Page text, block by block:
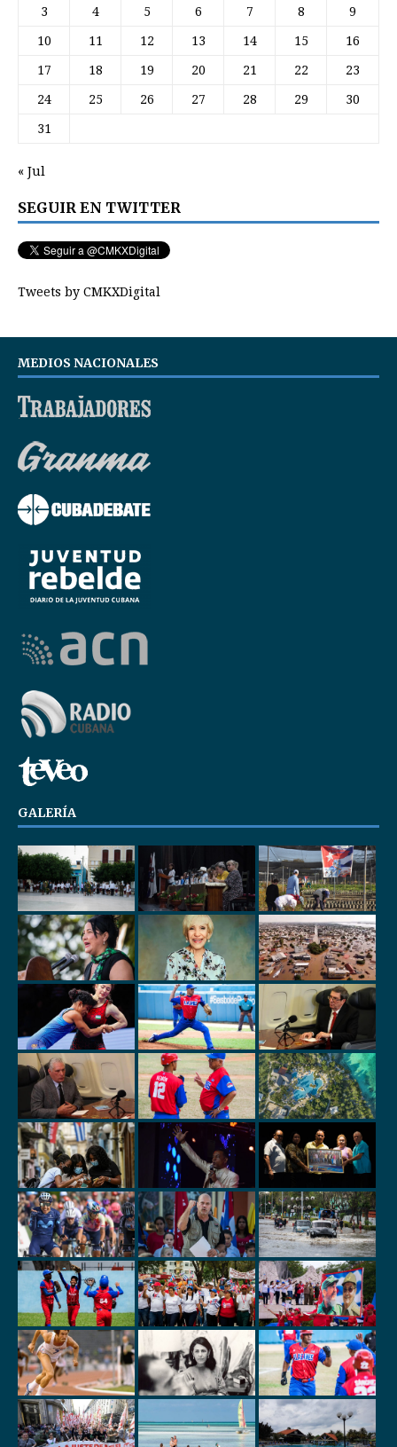
3 4 5 6 7 8 9
10 11 12 13 14 15 16
17 18 19 20 21 22 23
24 25 26 27 28 29 30
31
« Jul
SEGUIR EN TWITTER
Tweets by CMKXDigital
MEDIOS NACIONALES
GALERÍA